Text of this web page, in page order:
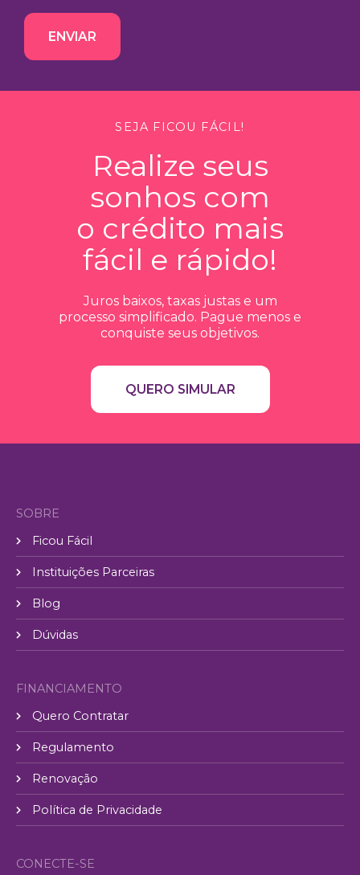
ENVIAR
SEJA FICOU FÁCIL!
Realize seus
sonhos com
o crédito mais
fácil e rápido!
Juros baixos, taxas justas e um
processo simplificado. Pague menos e
conquiste seus objetivos.
QUERO SIMULAR
SOBRE
Ficou Fácil
Instituições Parceiras
Blog
Dúvidas
FINANCIAMENTO
Quero Contratar
Regulamento
Renovação
Política de Privacidade
CONECTE-SE